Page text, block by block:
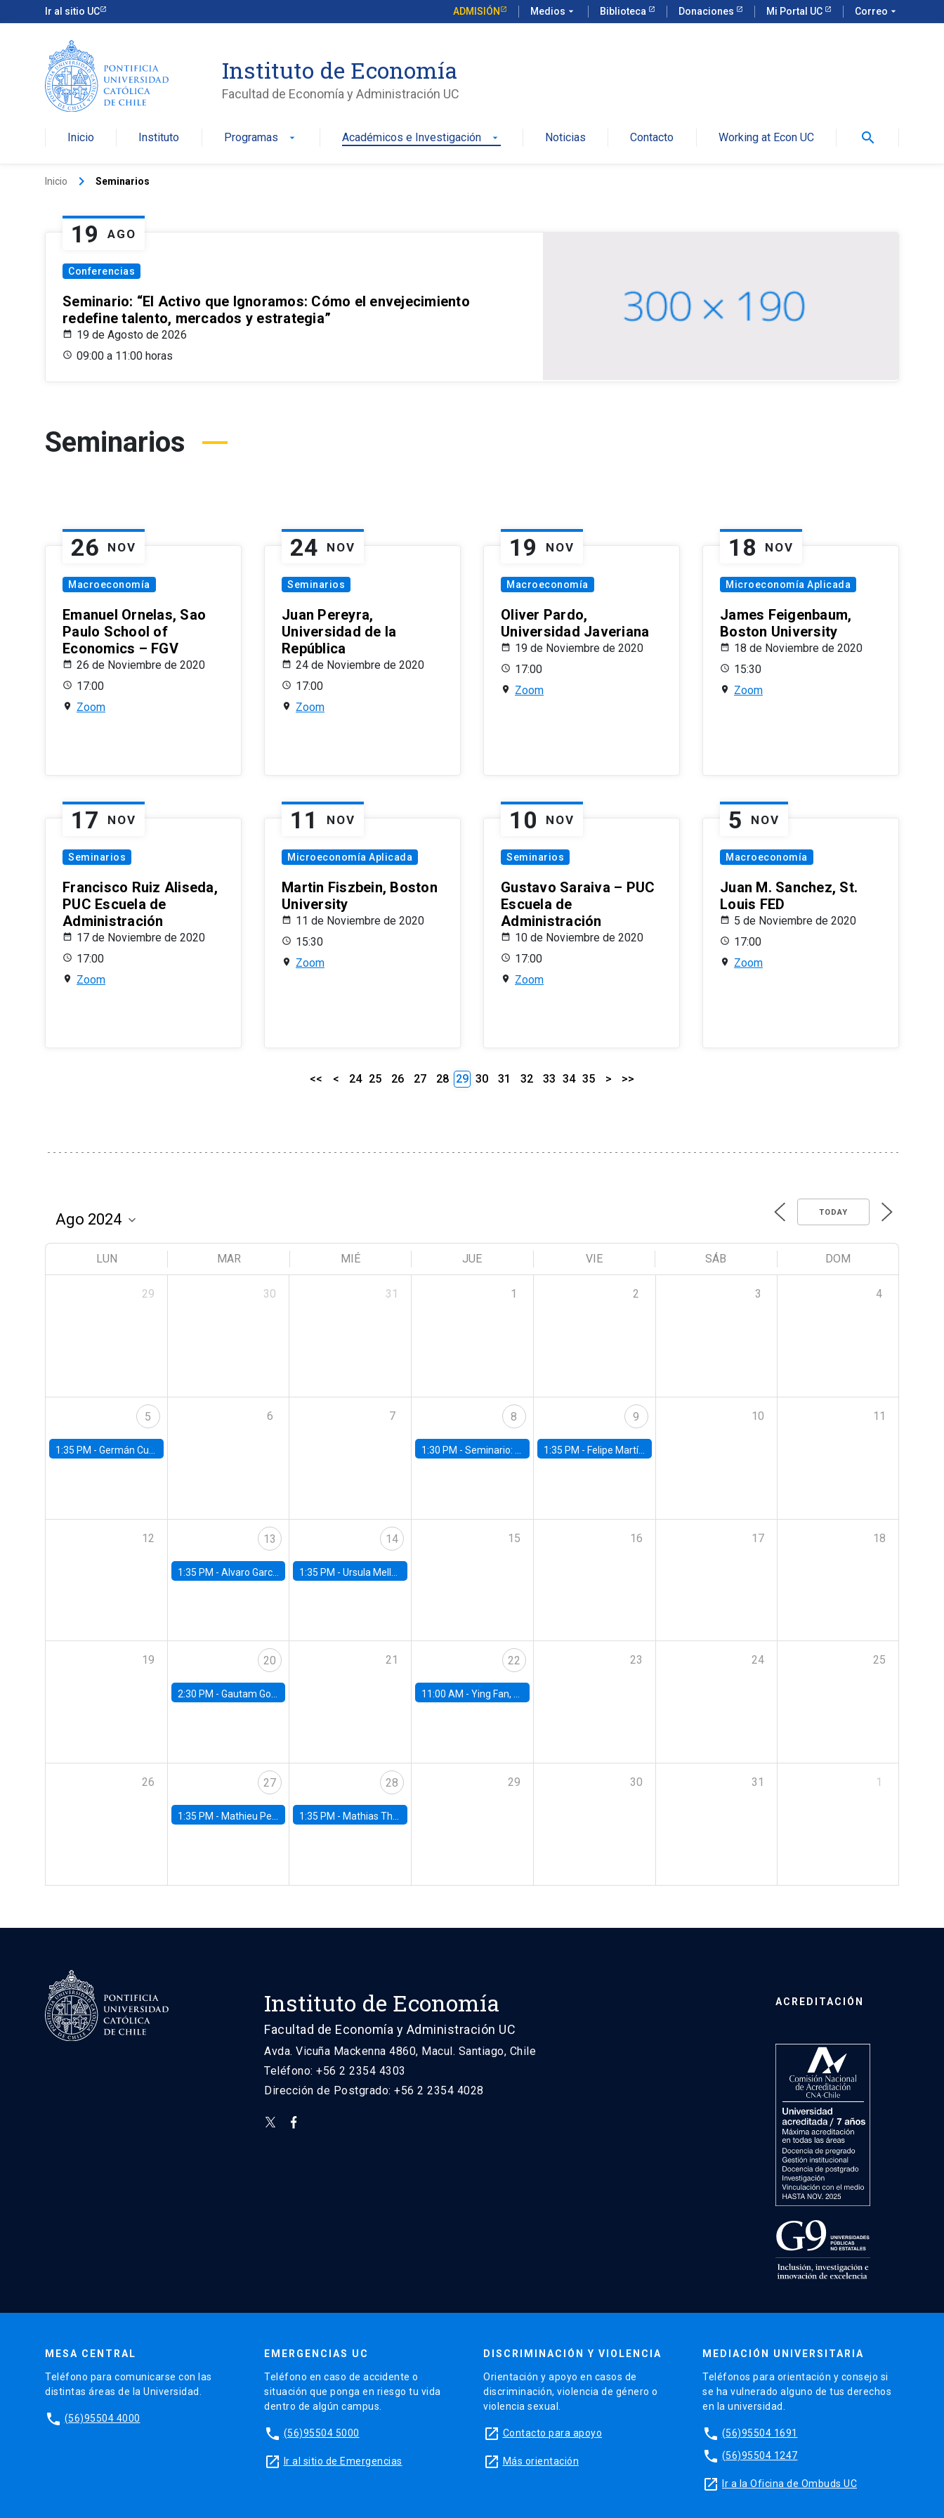
Ir al sitio UC ADMISIÓN Medios arrow_drop_down Biblioteca Donaciones Mi Portal UC Correo arrow_drop_down
Instituto de Economía
Facultad de Economía y Administración UC
Inicio Instituto Programas arrow_drop_down Académicos e Investigación arrow_drop_down Noticias Contacto Working at Econ UC search
Inicio keyboard_arrow_right Seminarios
19 AGO
Conferencias
Seminario: “El Activo que Ignoramos: Cómo el envejecimiento
redefine talento, mercados y estrategia”
19 de Agosto de 2026
09:00 a 11:00 horas
Seminarios
26 NOV
Macroeconomía
Emanuel Ornelas, Sao
Paulo School of
Economics – FGV
26 de Noviembre de 2020
17:00
Zoom
24 NOV
Seminarios
Juan Pereyra,
Universidad de la
República
24 de Noviembre de 2020
17:00
Zoom
19 NOV
Macroeconomía
Oliver Pardo,
Universidad Javeriana
19 de Noviembre de 2020
17:00
Zoom
18 NOV
Microeconomía Aplicada
James Feigenbaum,
Boston University
18 de Noviembre de 2020
15:30
Zoom
17 NOV
Seminarios
Francisco Ruiz Aliseda,
PUC Escuela de
Administración
17 de Noviembre de 2020
17:00
Zoom
11 NOV
Microeconomía Aplicada
Martin Fiszbein, Boston
University
11 de Noviembre de 2020
15:30
Zoom
10 NOV
Seminarios
Gustavo Saraiva – PUC
Escuela de
Administración
10 de Noviembre de 2020
17:00
Zoom
5 NOV
Macroeconomía
Juan M. Sanchez, St.
Louis FED
5 de Noviembre de 2020
17:00
Zoom
<< < 24 25 26 27 28 29 30 31 32 33 34 35 > >>
TODAY
LUN MAR MIÉ JUE VIE SÁB DOM
29 30 31 1 2 3 4
5
1:35 PM - Germán Cubas, University of Houston
6 7 8
1:30 PM -Seminario: “Recuperando la humanidad para progresar en la era de la IA»
9
1:35 PM - Felipe Martínez, alumno Doctorado en Economía UC
10 11
12 13
1:35 PM - Alvaro Garcia-Marin, Universidad de Los Andes
14
1:35 PM -Ursula Mello, Insper - Institute of Education and Research
15 16 17 18
19 20
2:30 PM - Gautam Gowrisankaran, Columbia University
21 22
11:00 AM -Ying Fan, University of Michigan
23 24 25
26 27
1:35 PM - Mathieu Pedemonte, IDB
28
1:35 PM - Mathias Thoenig, University of Lausanne
29 30 31 1
Instituto de Economía
Facultad de Economía y Administración UC
Avda. Vicuña Mackenna 4860, Macul. Santiago, Chile
Teléfono: +56 2 2354 4303
Dirección de Postgrado: +56 2 2354 4028
ACREDITACIÓN
MESA CENTRAL
Teléfono para comunicarse con las
distintas áreas de la Universidad.
phone (56)95504 4000
EMERGENCIAS UC
Teléfono en caso de accidente o
situación que ponga en riesgo tu vida
dentro de algún campus.
phone (56)95504 5000
launch Ir al sitio de Emergencias
DISCRIMINACIÓN Y VIOLENCIA
Orientación y apoyo en casos de
discriminación, violencia de género o
violencia sexual.
launch Contacto para apoyo
launch Más orientación
MEDIACIÓN UNIVERSITARIA
Teléfonos para orientación y consejo si
se ha vulnerado alguno de tus derechos
en la universidad.
phone (56)95504 1691
phone (56)95504 1247
launch Ir a la Oficina de Ombuds UC